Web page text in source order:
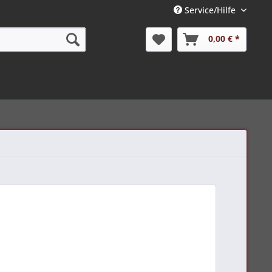
Service/Hilfe
0,00 € *